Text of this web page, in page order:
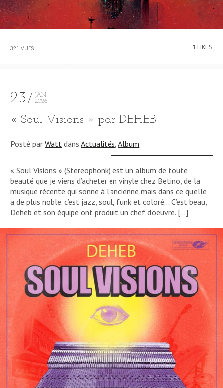
321 VUES 1 LIKES
23
JAN
2026
« Soul Visions » par DEHEB
Posté parWatt dansActualités ,Album
« Soul Visions » (Stereophonk) est un album de toute
beauté que je viens d’acheter en vinyle chez Betino, de la
musique récente qui sonne à l’ancienne mais dans ce qu’elle
a de plus noble. c’est jazz, soul, funk et coloré… C’est beau,
Deheb et son équipe ont produit un chef d’oeuvre. […]